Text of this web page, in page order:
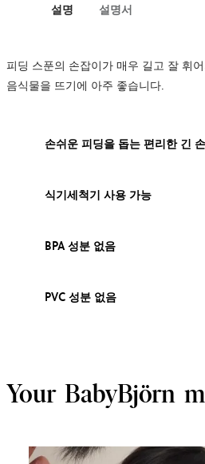
설명 설명서
피딩 스푼의 손잡이가 매우 길고 잘 휘
음식물을 뜨기에 아주 좋습니다.
손쉬운 피딩을 돕는 편리한 긴
식기세척기 사용 가능
BPA 성분 없음
PVC 성분 없음
Your BabyBjörn